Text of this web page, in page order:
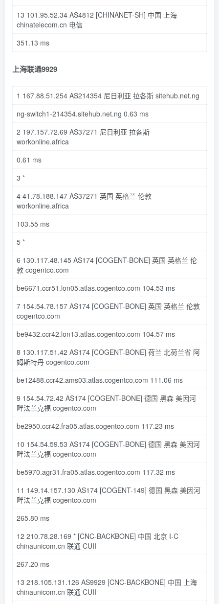
13 101.95.52.34 AS4812 [CHINANET-SH] 中国 上海
chinatelecom.cn 电信
351.13 ms
上海联通9929
1 167.88.51.254 AS214354 尼日利亚 拉各斯 sitehub.net.ng
ng-switch1-214354.sitehub.net.ng 0.63 ms
2 197.157.72.69 AS37271 尼日利亚 拉各斯
workonline.africa
0.61 ms
3 *
4 41.78.188.147 AS37271 英国 英格兰 伦敦
workonline.africa
103.55 ms
5 *
6 130.117.48.145 AS174 [COGENT-BONE] 英国 英格兰 伦
敦 cogentco.com
be6671 .ccr51 .lon05.atlas.cogentco.com 104.53 ms
7 154.54.78.157 AS174 [COGENT-BONE] 英国 英格兰 伦敦
cogentco.com
be9432.ccr42.lon13.atlas.cogentco.com 104.57 ms
8 130.117.51.42 AS174 [COGENT-BONE] 荷兰 北荷兰省 阿
姆斯特丹 cogentco.com
be12488.ccr42.ams03.atlas.cogentco.com 111.06 ms
9 154.54.72.42 AS174 [COGENT-BONE] 德国 黑森 美因河
畔法兰克福 cogentco.com
be2950.ccr42.fra05.atlas.cogentco.com 117.23 ms
10 154.54.59.53 AS174 [COGENT-BONE] 德国 黑森 美因河
畔法兰克福 cogentco.com
be5970.agr31 .fra05.atlas.cogentco.com 117.32 ms
11 149.14.157.130 AS174 [COGENT-149] 德国 黑森 美因河
畔法兰克福 cogentco.com
265.80 ms
12 210.78.28.169 * [CNC-BACKBONE] 中国 北京 I-C
chinaunicom.cn 联通 CUII
267.20 ms
13 218.105.131.126 AS9929 [CNC-BACKBONE] 中国 上海
chinaunicom.cn 联通 CUII